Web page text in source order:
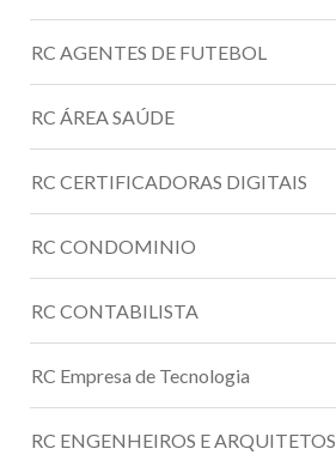
RC AGENTES DE FUTEBOL
RC ÁREA SAÚDE
RC CERTIFICADORAS DIGITAIS
RC CONDOMINIO
RC CONTABILISTA
RC Empresa de Tecnologia
RC ENGENHEIROS E ARQUITETOS